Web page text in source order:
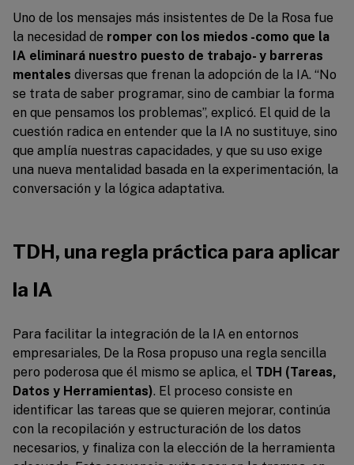
Uno de los mensajes más insistentes de De la Rosa fue
la necesidad de romper con los miedos -como que la
IA eliminará nuestro puesto de trabajo- y barreras
mentales diversas que frenan la adopción de la IA. “No
se trata de saber programar, sino de cambiar la forma
en que pensamos los problemas”, explicó. El quid de la
cuestión radica en entender que la IA no sustituye, sino
que amplía nuestras capacidades, y que su uso exige
una nueva mentalidad basada en la experimentación, la
conversación y la lógica adaptativa.
TDH, una regla práctica para aplicar
la IA
Para facilitar la integración de la IA en entornos
empresariales, De la Rosa propuso una regla sencilla
pero poderosa que él mismo se aplica, el TDH (Tareas,
Datos y Herramientas). El proceso consiste en
identificar las tareas que se quieren mejorar, continúa
con la recopilación y estructuración de los datos
necesarios, y finaliza con la elección de la herramienta